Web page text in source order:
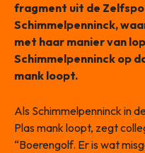
fragment uit de
Schimmelpenninck,
met haar manier van
Schimmelpenninck op
mank loopt.
Als Schimmelpenninck in
Plas mank loopt, zegt
“Boerengolf. Er is wat